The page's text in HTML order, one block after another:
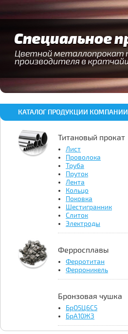
КАТАЛОГ ПРОДУКЦИИ КОМПАНИИ
Титановый прокат
Лист
Проволока
Труба
Пруток
Лента
Кольцо
Поковка
Шестигранник
Слиток
Электроды
Ферросплавы
Ферротитан
Ферроникель
Бронзовая чушка
БрО5Ц6С5
БрА10Ж3